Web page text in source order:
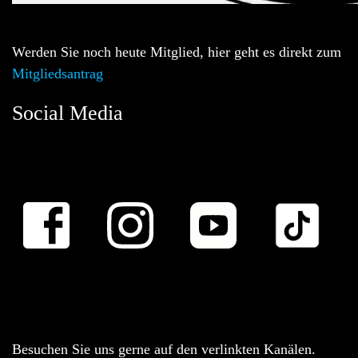
Werden Sie noch heute Mitglied, hier geht es direkt zum
Mitgliedsantrag
Social Media
Besuchen Sie uns gerne auf den verlinkten Kanälen.